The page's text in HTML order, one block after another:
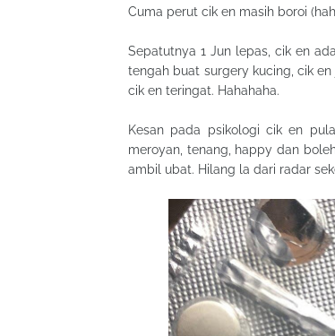
Cuma perut cik en masih boroi
Sepatutnya 1 Jun lepas, cik en
tengah buat surgery kucing, cik
cik en teringat. Hahahaha.
Kesan pada psikologi cik en
meroyan, tenang, happy dan
ambil ubat. Hilang la dari radar